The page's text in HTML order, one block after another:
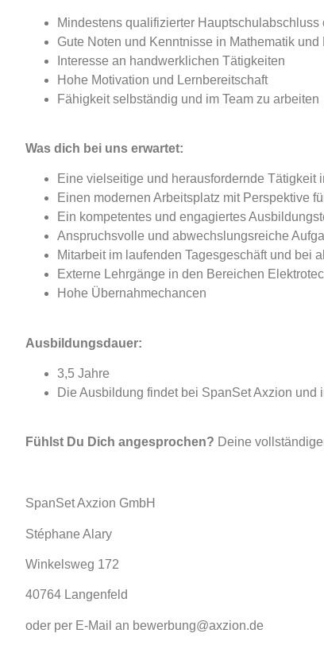
Mindestens qualifizierter
Gute Noten und Kenntnisse in Mathematik und
Interesse an handwerklichen Tätigkeiten
Hohe Motivation und Lernbereitschaft
Fähigkeit selbständig und im Team zu arbeiten
Was dich bei uns erwartet:
Eine vielseitige und herausfordernde Tätigkeit
Einen modernen Arbeitsplatz mit Perspektive
Ein kompetentes und engagiertes
Anspruchsvolle und abwechslungsreiche
Mitarbeit im laufenden Tagesgeschäft und bei
Externe Lehrgänge in den Bereichen
Hohe Übernahmechancen
Ausbildungsdauer:
3,5 Jahre
Die Ausbildung findet bei SpanSet Axzion und
Fühlst Du Dich angesprochen? Deine
SpanSet Axzion GmbH
Stéphane Alary
Winkelsweg 172
40764 Langenfeld
oder per E-Mail an bewerbung@axzion.de